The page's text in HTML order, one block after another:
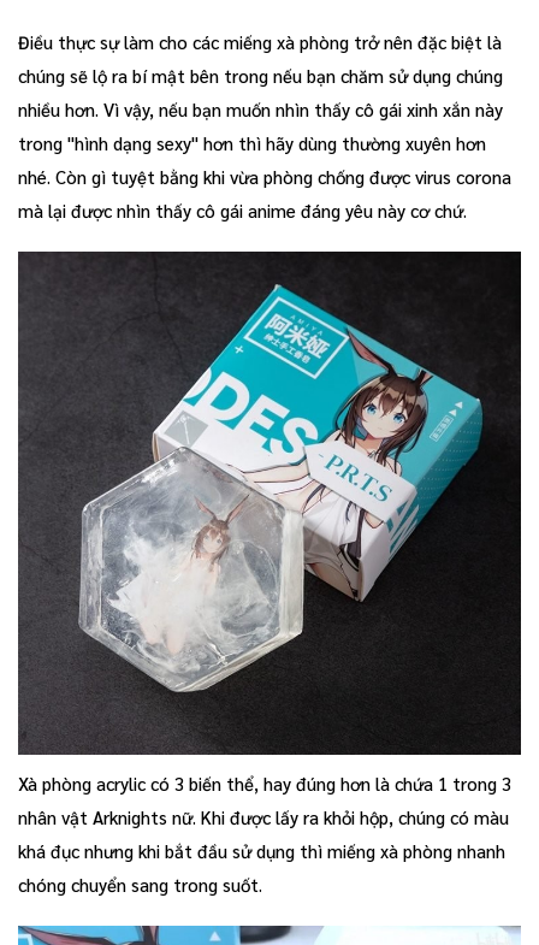
Điều thực sự làm cho các miếng xà phòng trở nên đặc biệt là
chúng sẽ lộ ra bí mật bên trong nếu bạn chăm sử dụng chúng
nhiều hơn. Vì vậy, nếu bạn muốn nhìn thấy cô gái xinh xắn này
trong "hình dạng sexy" hơn thì hãy dùng thường xuyên hơn
nhé. Còn gì tuyệt bằng khi vừa phòng chống được virus corona
mà lại được nhìn thấy cô gái anime đáng yêu này cơ chứ.
Xà phòng acrylic có 3 biến thể, hay đúng hơn là chứa 1 trong 3
nhân vật Arknights nữ. Khi được lấy ra khỏi hộp, chúng có màu
khá đục nhưng khi bắt đầu sử dụng thì miếng xà phòng nhanh
chóng chuyển sang trong suốt.